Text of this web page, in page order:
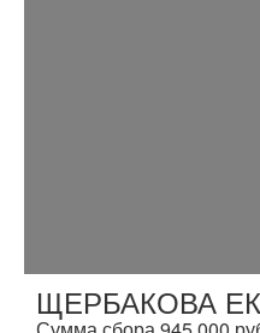
ЩЕРБАКОВА